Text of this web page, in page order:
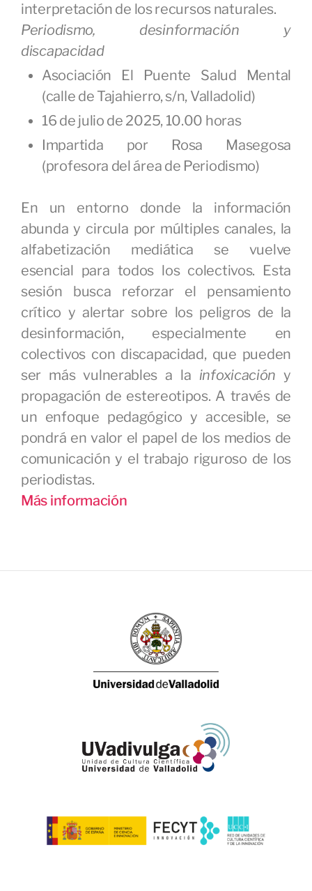
interpretación de los recursos naturales.
Periodismo, desinformación y
discapacidad
Asociación El Puente Salud Mental
(calle de Tajahierro, s/n, Valladolid)
16 de julio de 2025, 10.00 horas
Impartida por Rosa Masegosa
(profesora del área de Periodismo)
En un entorno donde la información
abunda y circula por múltiples canales, la
alfabetización mediática se vuelve
esencial para todos los colectivos. Esta
sesión busca reforzar el pensamiento
crítico y alertar sobre los peligros de la
desinformación, especialmente en
colectivos con discapacidad, que pueden
ser más vulnerables a la infoxicación y
propagación de estereotipos. A través de
un enfoque pedagógico y accesible, se
pondrá en valor el papel de los medios de
comunicación y el trabajo riguroso de los
periodistas.
Más información